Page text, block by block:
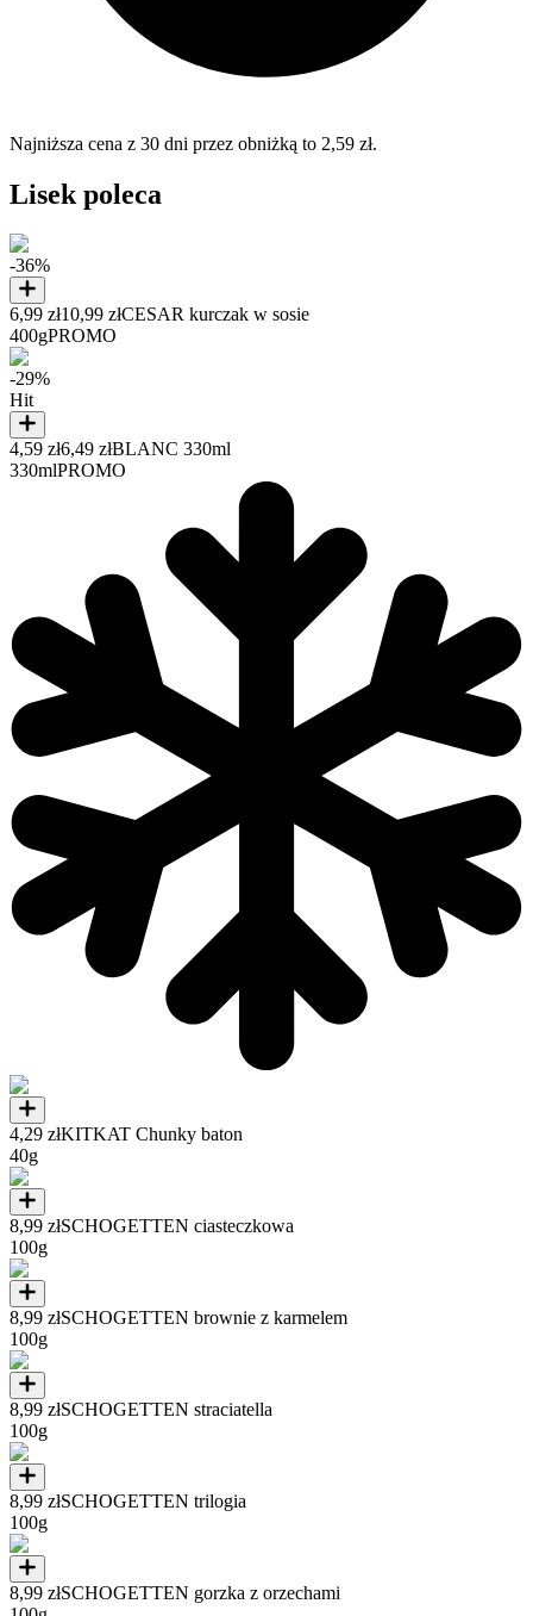
Najniższa cena z 30 dni przez obniżką to 2,59 zł.
Lisek poleca
-36%
6,99 zł10,99 złCESAR kurczak w sosie
400gPROMO
-29%
Hit
4,59 zł6,49 złBLANC 330ml
330mlPROMO
4,29 złKITKAT Chunky baton
40g
8,99 złSCHOGETTEN ciasteczkowa
100g
8,99 złSCHOGETTEN brownie z karmelem
100g
8,99 złSCHOGETTEN straciatella
100g
8,99 złSCHOGETTEN trilogia
100g
8,99 złSCHOGETTEN gorzka z orzechami